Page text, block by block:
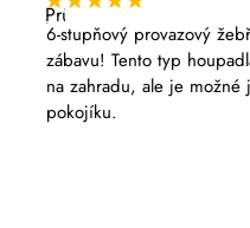
Průměrné
hodnocení
produktu
je
5,0
z
5
hvězdiček.
6-stupňový provazový
zábavu! Tento typ
na zahradu, ale je
pokojíku.